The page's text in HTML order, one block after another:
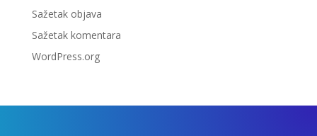
Sažetak objava
Sažetak komentara
WordPress.org